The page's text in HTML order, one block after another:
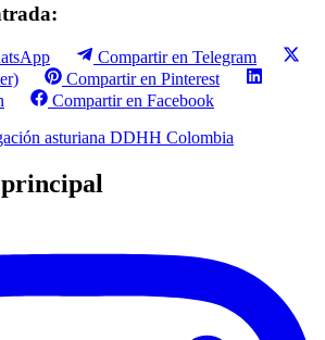
Compartir en Telegram
Compartir en Pinterest
Compartir en Facebook
asturiana DDHH Colombia